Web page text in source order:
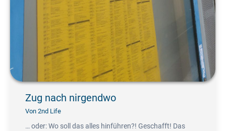
Zug nach nirgendwo
Von 2nd Life
… oder: Wo soll das alles hinführen?! Geschafft! Das